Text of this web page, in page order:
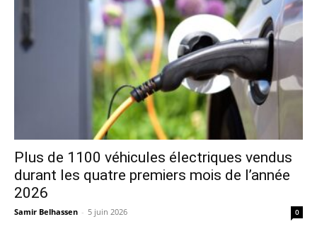
Plus de 1100 véhicules électriques vendus
durant les quatre premiers mois de l’année
2026
Samir Belhassen - 5 juin 2026 0